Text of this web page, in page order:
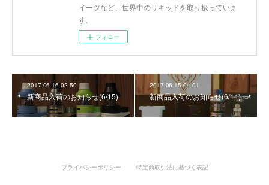
イーツなど、世界中のリキッドを取り扱っていま
す。
フォロー
2017.06.16 02:50
新商品入荷のお知らせ(6/15)
2017.06.15 04:01
新商品入荷のお知らせ(6/14)
プライバシーポリシー 特定商取引法に基づく表記